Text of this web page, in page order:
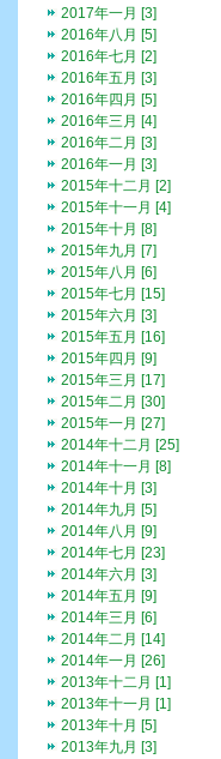
2017年一月 [3]
2016年八月 [5]
2016年七月 [2]
2016年五月 [3]
2016年四月 [5]
2016年三月 [4]
2016年二月 [3]
2016年一月 [3]
2015年十二月 [2]
2015年十一月 [4]
2015年十月 [8]
2015年九月 [7]
2015年八月 [6]
2015年七月 [15]
2015年六月 [3]
2015年五月 [16]
2015年四月 [9]
2015年三月 [17]
2015年二月 [30]
2015年一月 [27]
2014年十二月 [25]
2014年十一月 [8]
2014年十月 [3]
2014年九月 [5]
2014年八月 [9]
2014年七月 [23]
2014年六月 [3]
2014年五月 [9]
2014年三月 [6]
2014年二月 [14]
2014年一月 [26]
2013年十二月 [1]
2013年十一月 [1]
2013年十月 [5]
2013年九月 [3]